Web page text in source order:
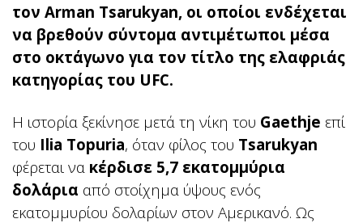
τον Arman Tsarukyan, οι οποίοι ενδέχεται
να βρεθούν σύντομα αντιμέτωποι μέσα
στο οκτάγωνο για τον τίτλο της ελαφριάς
κατηγορίας του UFC.
Η ιστορία ξεκίνησε μετά τη νίκη του Gaethje επί
του Ilia Topuria, όταν φίλος του Tsarukyan
φέρεται να κέρδισε 5,7 εκατομμύρια
δολάρια από στοίχημα ύψους ενός
εκατομμυρίου δολαρίων στον Αμερικανό. Ως